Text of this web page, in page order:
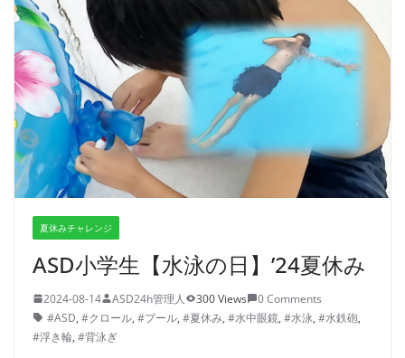
夏休みチャレンジ
ASD小学生【水泳の日】’24夏休み
2024-08-14 ASD24h管理人 300 Views
0 Comments
#ASD, #クロール, #プール, #夏休み, #水中眼鏡, #水泳, #水鉄砲,
#浮き輪, #背泳ぎ